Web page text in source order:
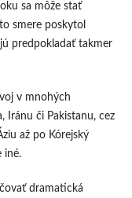
sa môže stať
smere poskytol
predpokladať takmer
v mnohých
Iránu či Pakistanu, cez
až po Kórejský
iné.
dramatická